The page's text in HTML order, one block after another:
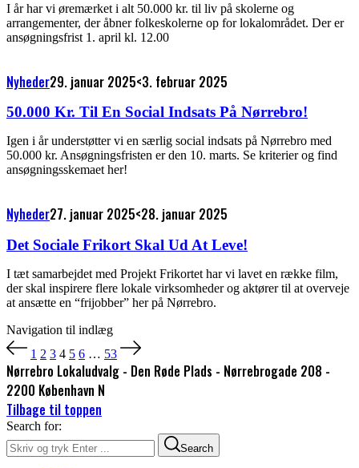
I år har vi øremærket i alt 50.000 kr. til liv på skolerne og
arrangementer, der åbner folkeskolerne op for lokalområdet. Der er
ansøgningsfrist 1. april kl. 12.00
Nyheder29. januar 2025<3. februar 2025
50.000 Kr. Til En Social Indsats På Nørrebro!
Igen i år understøtter vi en særlig social indsats på Nørrebro med
50.000 kr. Ansøgningsfristen er den 10. marts. Se kriterier og find
ansøgningsskemaet her!
Nyheder27. januar 2025<28. januar 2025
Det Sociale Frikort Skal Ud At Leve!
I tæt samarbejdet med Projekt Frikortet har vi lavet en række film,
der skal inspirere flere lokale virksomheder og aktører til at overveje
at ansætte en “frijobber” her på Nørrebro.
Navigation til indlæg
1 2 3 4 5 6 … 53
Nørrebro Lokaludvalg - Den Røde Plads - Nørrebrogade 208 -
2200 København N
Tilbage til toppen
Search for:
Search